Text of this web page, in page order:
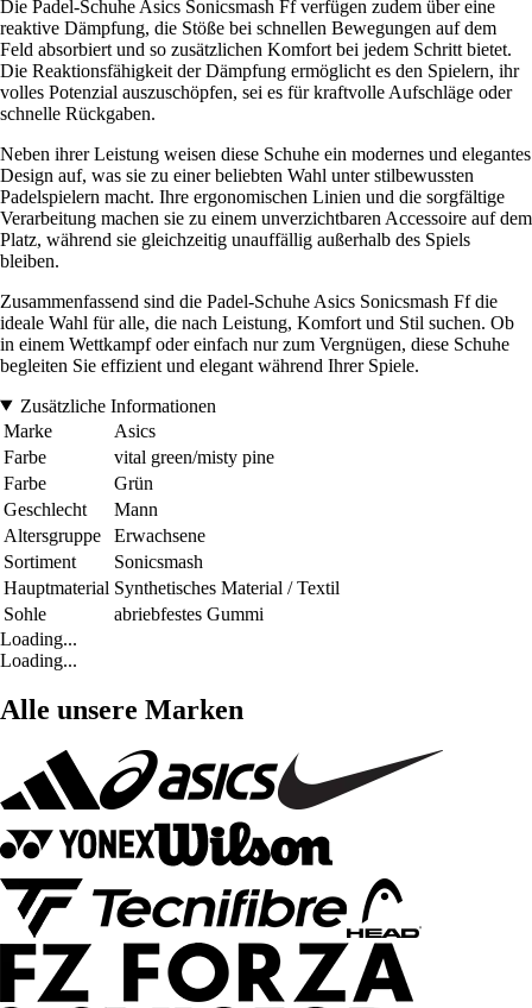
Die Padel-Schuhe Asics Sonicsmash Ff verfügen zudem über eine
reaktive Dämpfung, die Stöße bei schnellen Bewegungen auf dem
Feld absorbiert und so zusätzlichen Komfort bei jedem Schritt bietet.
Die Reaktionsfähigkeit der Dämpfung ermöglicht es den Spielern, ihr
volles Potenzial auszuschöpfen, sei es für kraftvolle Aufschläge oder
schnelle Rückgaben.
Neben ihrer Leistung weisen diese Schuhe ein modernes und elegantes
Design auf, was sie zu einer beliebten Wahl unter stilbewussten
Padelspielern macht. Ihre ergonomischen Linien und die sorgfältige
Verarbeitung machen sie zu einem unverzichtbaren Accessoire auf dem
Platz, während sie gleichzeitig unauffällig außerhalb des Spiels
bleiben.
Zusammenfassend sind die Padel-Schuhe Asics Sonicsmash Ff die
ideale Wahl für alle, die nach Leistung, Komfort und Stil suchen. Ob
in einem Wettkampf oder einfach nur zum Vergnügen, diese Schuhe
begleiten Sie effizient und elegant während Ihrer Spiele.
Zusätzliche Informationen
Marke
Asics
Farbe
vital green/misty pine
Farbe
Grün
Geschlecht
Mann
Altersgruppe
Erwachsene
Sortiment
Sonicsmash
Hauptmaterial Synthetisches Material / Textil
Sohle
abriebfestes Gummi
Loading...
Loading...
Alle unsere Marken